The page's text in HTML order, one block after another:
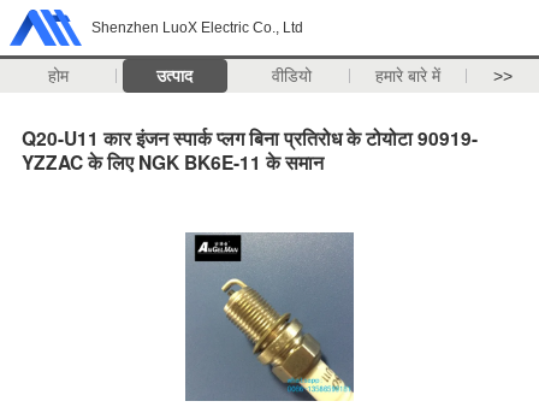
Shenzhen LuoX Electric Co., Ltd
होम उत्पाद वीडियो हमारे बारे में >>
Q20-U11 कार इंजन स्पार्क प्लग बिना प्रतिरोध के टोयोटा 90919-
YZZAC के लिए NGK BK6E-11 के समान